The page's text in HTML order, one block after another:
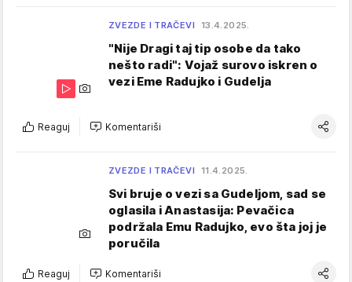
ZVEZDE I TRAČEVI 13.4.2025.
"Nije Dragi taj tip osobe da tako
nešto radi": Vojaž surovo iskren o
vezi Eme Radujko i Gudelja
Reaguj Komentariši
ZVEZDE I TRAČEVI 11.4.2025.
Svi bruje o vezi sa Gudeljom, sad se
oglasila i Anastasija: Pevačica
podržala Emu Radujko, evo šta joj je
poručila
Reaguj Komentariši